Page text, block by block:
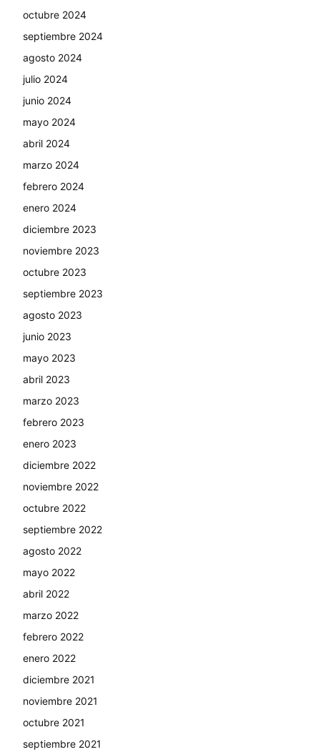
octubre 2024
septiembre 2024
agosto 2024
julio 2024
junio 2024
mayo 2024
abril 2024
marzo 2024
febrero 2024
enero 2024
diciembre 2023
noviembre 2023
octubre 2023
septiembre 2023
agosto 2023
junio 2023
mayo 2023
abril 2023
marzo 2023
febrero 2023
enero 2023
diciembre 2022
noviembre 2022
octubre 2022
septiembre 2022
agosto 2022
mayo 2022
abril 2022
marzo 2022
febrero 2022
enero 2022
diciembre 2021
noviembre 2021
octubre 2021
septiembre 2021